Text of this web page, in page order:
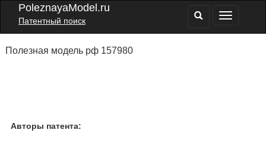
PoleznayaModel.ru
Патентный поиск
Полезная модель рф 157980
Авторы патента: